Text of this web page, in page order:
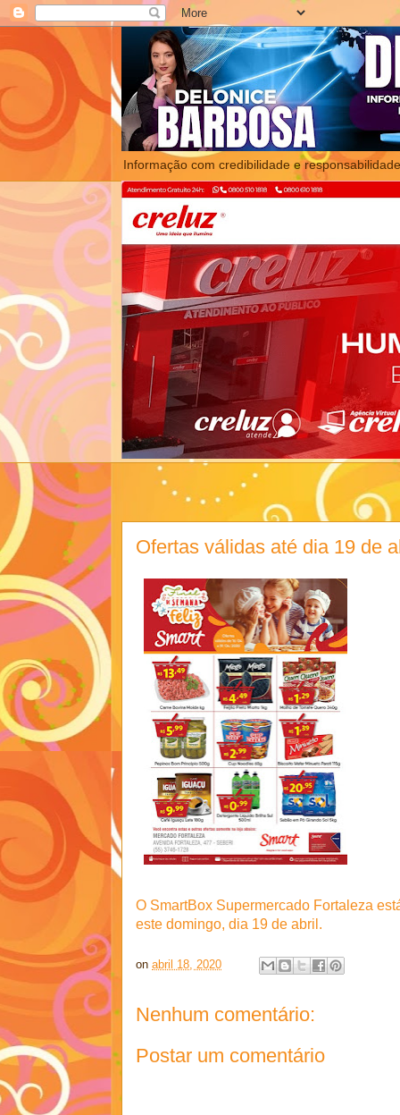
Informação com credibilidade e
Ofertas válidas até dia 19 de
O SmartBox Supermercado Fortaleza
este domingo, dia 19 de abril.
on abril 18, 2020
Nenhum comentário:
Postar um comentário